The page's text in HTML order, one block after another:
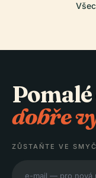
dobře
ZŮSTAŇTE VE